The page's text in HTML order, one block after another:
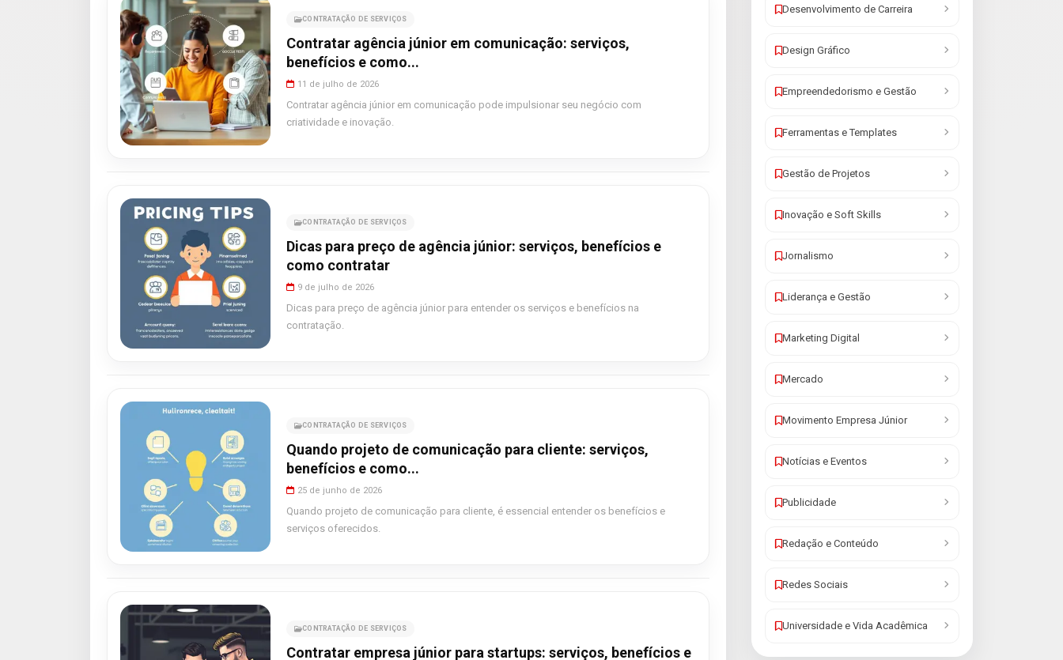
CONTRATAÇÃO DE SERVIÇOS
Contratar agência júnior em comunicação: serviços,
benefícios e como...
11 de julho de 2026
Contratar agência júnior em comunicação pode impulsionar seu negócio com
criatividade e inovação.
CONTRATAÇÃO DE SERVIÇOS
Dicas para preço de agência júnior: serviços, benefícios e
como contratar
9 de julho de 2026
Dicas para preço de agência júnior para entender os serviços e benefícios na
contratação.
CONTRATAÇÃO DE SERVIÇOS
Quando projeto de comunicação para cliente: serviços,
benefícios e como...
25 de junho de 2026
Quando projeto de comunicação para cliente, é essencial entender os benefícios e
serviços oferecidos.
CONTRATAÇÃO DE SERVIÇOS
Contratar empresa júnior para startups: serviços, benefícios e
Desenvolvimento de Carreira
Design Gráfico
Empreendedorismo e Gestão
Ferramentas e Templates
Gestão de Projetos
Inovação e Soft Skills
Jornalismo
Liderança e Gestão
Marketing Digital
Mercado
Movimento Empresa Júnior
Notícias e Eventos
Publicidade
Redação e Conteúdo
Redes Sociais
Universidade e Vida Acadêmica